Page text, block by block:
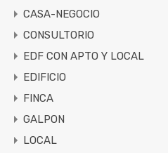
CASA-NEGOCIO
CONSULTORIO
EDF CON APTO Y LOCAL
EDIFICIO
FINCA
GALPON
LOCAL